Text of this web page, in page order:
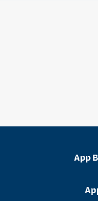
App